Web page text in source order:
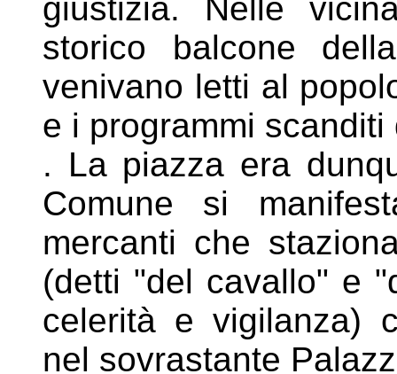
giustizia. Nelle
storico balcone
venivano letti al
e i programmi
. La piazza era
Comune si
mercanti che
(detti "del cavallo" e
celerità e vigilanza)
nel sovrastante